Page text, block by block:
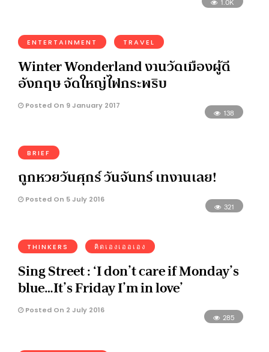
ENTERTAINMENT TRAVEL
Winter Wonderland งานวัดเมืองผู้ดี
อังกฤษ จัดใหญ่ไฟกระพริบ
Posted On 9 January 2017
138
BRIEF
ถูกหวยวันศุกร์ วันจันทร์ เทงานเลย!
Posted On 5 July 2016
321
THINKERS คิดเองเออเอง
Sing Street : ‘I don’t care if Monday’s
blue…It’s Friday I’m in love’
Posted On 2 July 2016
285